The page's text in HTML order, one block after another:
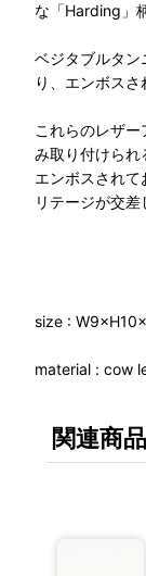
な「Harding」
ベジタブルタン
り、エンボスさ
これらのレザ
み取り付けら
エンボスされ
リテージが交差
size :
material : cow
関連商品